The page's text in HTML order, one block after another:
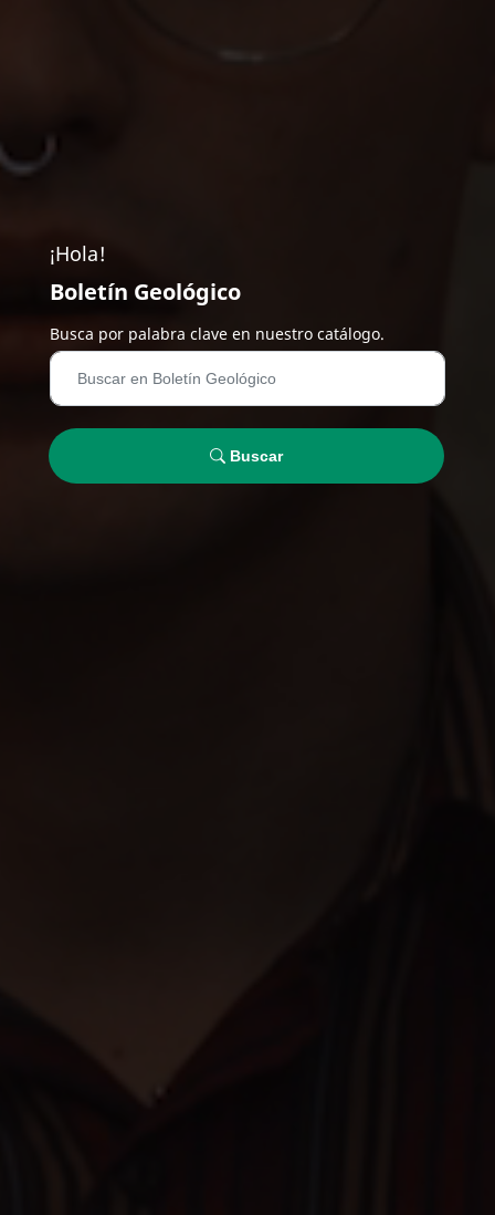
¡Hola!
Boletín Geológico
Busca por palabra clave en nuestro catálogo.
Buscar